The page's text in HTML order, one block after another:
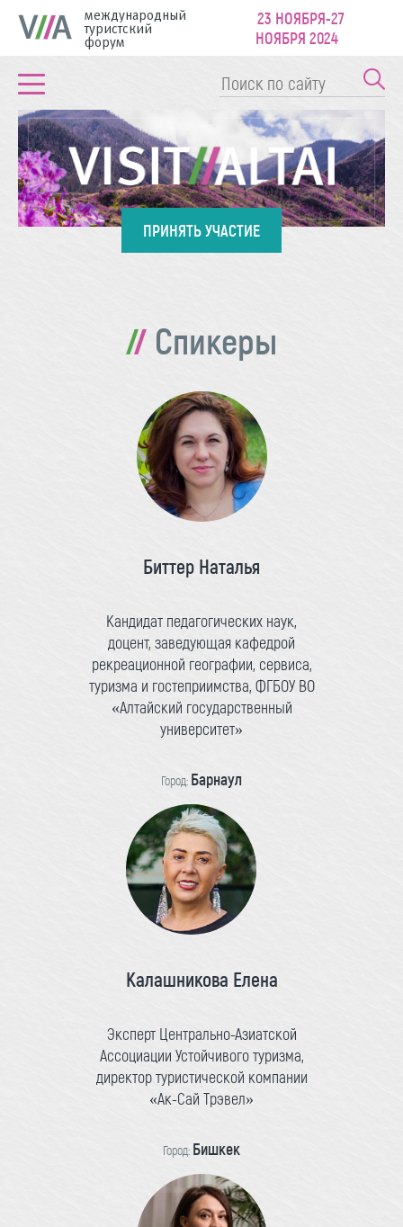
международный
туристский
форум
23 НОЯБРЯ-27
НОЯБРЯ 2024
ПРИНЯТЬ УЧАСТИЕ
Спикеры
Биттер Наталья
Кандидат педагогических наук,
доцент, заведующая кафедрой
рекреационной географии, сервиса,
туризма и гостеприимства, ФГБОУ ВО
«Алтайский государственный
университет»
Город: Барнаул
Калашникова Елена
Эксперт Центрально-Азиатской
Ассоциации Устойчивого туризма,
директор туристической компании
«Ак-Сай Трэвел»
Город: Бишкек